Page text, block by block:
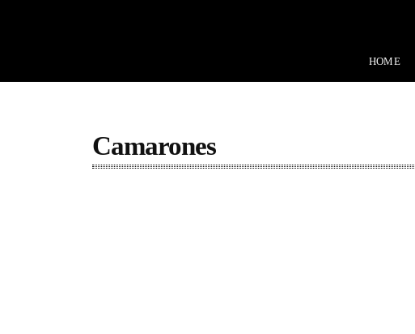
HOME
Camarones